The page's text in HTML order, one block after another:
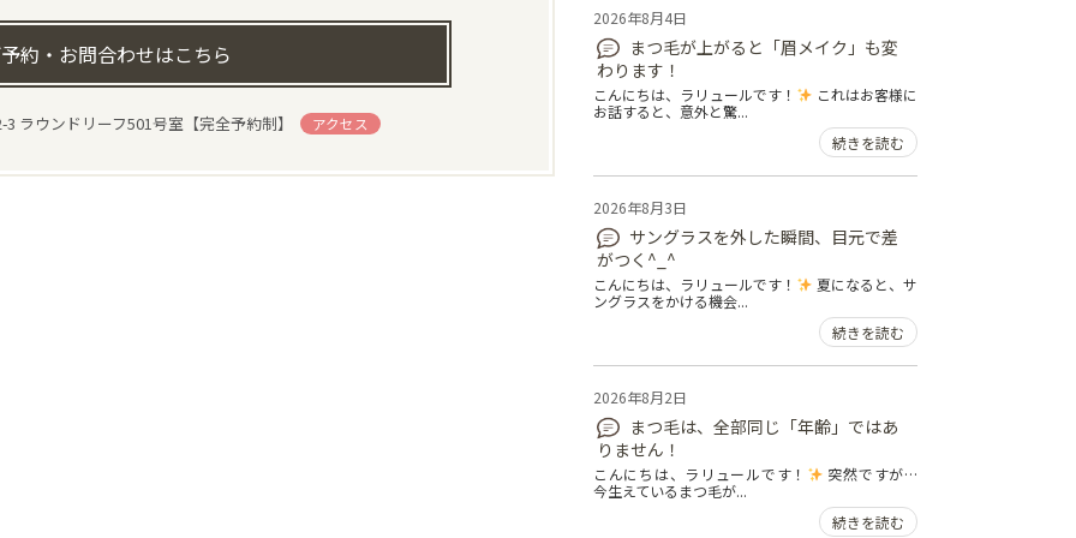
約・お問合わせはこちら
ラウンドリーフ501号室【完全予約制】 アクセス
2026年8月4日
まつ毛が上がると「眉メイク」も変
わります！
こんにちは、ラリュールです！
これはお客様に
お話すると、意外と驚...
続きを読む
2026年8月3日
サングラスを外した瞬間、目元で差
がつく^_^
こんにちは、ラリュールです！
夏になると、サ
ングラスをかける機会...
続きを読む
2026年8月2日
まつ毛は、全部同じ「年齢」ではあ
りません！
こんにちは、ラリュールです！
突然ですが…
今生えているまつ毛が...
続きを読む